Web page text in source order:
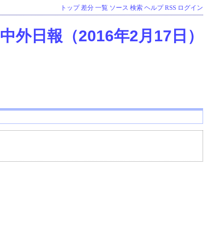
トップ 差分 一覧 ソース 検索 ヘルプ RSS ログイン
中外日報（2016年2月17日）